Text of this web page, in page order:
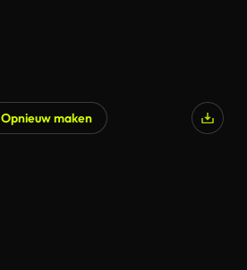
Opnieuw maken